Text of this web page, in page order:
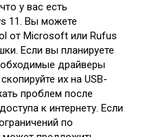
у вас есть
11. Вы можете
от Microsoft или Rufus
Если вы планируете
драйверы
их на USB-
проблем после
к интернету. Если
по